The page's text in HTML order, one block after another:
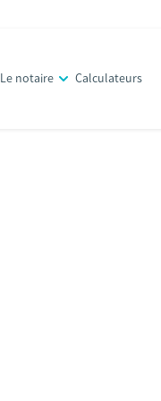
Le notaire Calculateurs